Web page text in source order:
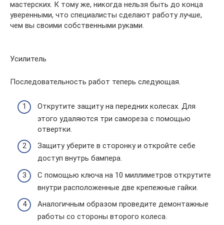
мастерских. К тому же, никогда нельзя быть до конца
уверенными, что специалисты сделают работу лучше,
чем вы своими собственными руками.
Усилитель
Последовательность работ теперь следующая.
Открутите защиту на передних колесах. Для
этого удаляются три самореза с помощью
отвертки.
Защиту уберите в сторонку и откройте себе
доступ внутрь бампера.
С помощью ключа на 10 миллиметров открутите
внутри расположенные две крепежные гайки.
Аналогичным образом проведите демонтажные
работы со стороны второго колеса.